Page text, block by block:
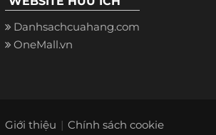
Danhsachcuahang.com
OneMall.vn
Giới thiệu Chính sách cookie